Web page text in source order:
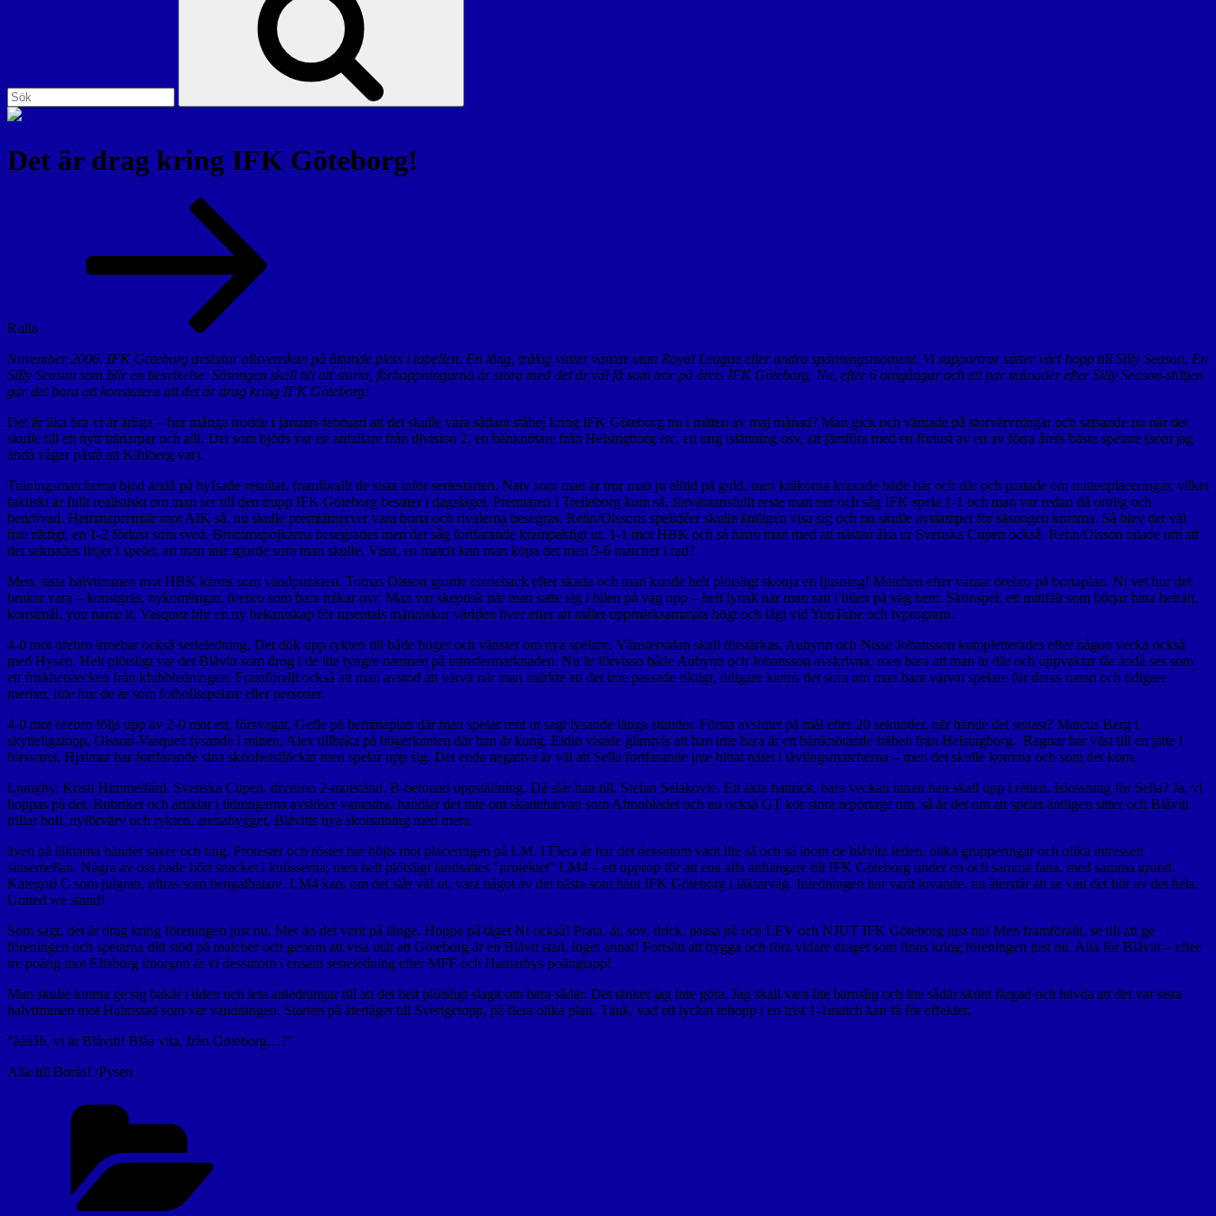
Det är drag kring IFK Göteborg!
Rulla
November 2006. IFK Göteborg avslutar allsvenskan på åttonde plats i tabellen. En lång, tråkig vinter väntar utan Royal League eller andra spänningsmoment. Vi supportrar sätter vårt hopp till Silly Season. En
Silly Season som blir en besvikelse. Säsongen skall till att starta, förhoppningarna är stora med det är väl få som tror på årets IFK Göteborg. Nu, efter 6 omgångar och ett par månader efter Silly Season-stiltjen
går det bara att konstatera att det är drag kring IFK Göteborg!
Det är lika bra vi är ärliga – hur många trodde i januari-februari att det skulle vara sådant ståhej kring IFK Göteborg nu i mitten av maj månad? Man gick och väntade på storvärvningar och satsande nu när det
skulle till ett nytt tränarpar och allt. Det som bjöds var en anfallare från division 2, en bänknötare från Helsingborg etc, en ung islänning osv, att jämföra med en förlust av en av förra årets bästa spelare (som jag
ändå vågar påstå att Kihlberg var).
Träningsmatcherna bjöd ändå på hyfsade resultat, framförallt de sista inför seriestarten. Naiv som man är tror man ju alltid på guld, men kråkorna kraxade både här och där och pratade om mittenplaceringar, vilket
faktiskt är fullt realistiskt om man ser till den trupp IFK Göteborg besitter i dagsläget. Premiären i Trelleborg kom så, förväntansfullt reste man ner och såg IFK spela 1-1 och man var redan då orolig och
bedrövad. Hemmapremiär mot AIK så, nu skulle premiärnerver vara borta och rivalerna besegras. Rehn/Olssons spelidéer skulle äntligen visa sig och nu skulle avstampet för säsongen komma. Så blev det väl
inte riktigt, en 1-2 förlust som sved. Brommapojkarna besegrades men det såg fortfarande krampaktigt ut, 1-1 mot HBK och så hann man med att nästan åka ur Svenska Cupen också. Rehn/Olsson talade om att
det saknades linjer i spelet, att man inte gjorde som man skulle. Visst, en match kan man köpa det men 5-6 matcher i rad?
Men, sista halvtimmen mot HBK känns som vändpunkten. Tomas Olsson gjorde comeback efter skada och man kunde helt plötsligt skönja en ljusning! Matchen efter väntar örebro på bortaplan. Ni vet hur det
brukar vara – konstgräs, nykomlingar, örebro som bara tråkar osv. Man var skeptisk när man satte sig i bilen på väg upp – helt lyrisk när man satt i bilen på väg hem. Skönspel, ett mittfält som börjar hitta helrätt,
konstmål, you name it. Vasquez blir en ny bekantskap för tusentals människor världen över efter att målet uppmärksammats högt och lågt vid YouTube och tvprogram.
4-0 mot örebro innebar också serieledning. Det dök upp rykten till både höger och vänster om nya spelare. Vänstersidan skall förstärkas, Aubynn och Nisse Johansson kompletterades efter någon vecka också
med Hysén. Helt plötsligt var det Blåvitt som drog i de lite tyngre namnen på transfermarknaden. Nu är förvisso både Aubynn och Johansson avskrivna, men bara att man är där och uppvaktar får ändå ses som
ett friskhetstecken från klubbledningen. Framförallt också att man avstod att värva när man märkte att det inte passade riktigt, tidigare känns det som om man bara värvat spelare för deras namn och tidigare
meriter, inte hur de är som fotbollsspelare eller personer.
4-0 mot örebro följs upp av 2-0 mot ett, försvagat, Gefle på hemmaplan där man spelar rent ut sagt lysande långa stunder. Första avslutet på mål efter 20 sekunder, när hände det senast? Marcus Berg i
skytteligatopp, Olsson-Vasquez lysande i mitten, Alex tillbaka på högerkanten där han är kung. Eldin visade glimtvis att han inte bara är ett bänknötande träben från Helsingborg. Ragnar har väst till en jätte i
försvaret, Hjalmar har fortfarande sina skönhetsfläckar men spelar upp sig. Det enda negativa är väl att Sella fortfarande inte hittat nätet i tävlingsmatcherna – men det skulle komma och som det kom.
Ljungby, Kristi Himmelfärd. Svenska Cupen, division 2-motstånd. B-betonad uppställning. Då slår han till, Stefan Selakovic. Ett äkta hattrick, bara veckan innan han skall upp i rätten. Islossning för Sella? Ja, vi
hoppas på det. Rubriker och artiklar i tidningarna avslöser varandra, handlar det inte om skattehärvan som Aftonbladet och nu också GT kör stora reportage om, så är det om att spelet äntligen sitter och Blåvitt
trillar boll, nyförvärv och rykten, arenabygget, Blåvitts nya skolsatning med mera.
även på läktarna händer saker och ting. Protester och röster har höjts mot placeringen på LM. I Flera år har det dessutom varit lite så och så inom de blåvita leden, olika grupperingar och olika intressen
sinsemellan. Några av oss hade hört snacket i kulisserna, men helt plötsligt landsattes "projektet" LM4 – ett upprop för att ena alla anhängare till IFK Göteborg under en och samma fana, med samma grund.
Kategori C som julgran, ultras som bengalhatare. LM4 kan, om det slår väl ut, vara något av det bästa som hänt IFK Göteborg i läktarväg. Inledningen har varit lovande, nu återstår att se vad det blir av det hela.
United we stand!
Som sagt, det är drag kring föreningen just nu. Mer än det varit på länge. Hoppa på tåget Ni också! Prata, ät, sov, drick, passa på och LEV och NJUT IFK Göteborg just nu! Men framförallt, se till att ge
föreningen och spelarna ditt stöd på matcher och genom att visa utåt att Göteborg är en Blåvit stad, inget annat! Fortsätt att bygga och föra vidare draget som finns kring föreningen just nu. Alla för Blåvitt – efter
tre poäng mot Elfsborg imorgon är vi dessutom i ensam serieledning efter MFF och Hamarbys poängtapp!
Man skulle kunna ge sig bakåt i tiden och leta anledningar till att det helt plötsligt slagit om bara sådär. Det tänker jag inte göra. Jag skall vara lite barnslig och lite sådär skönt färgad och hävda att det var sista
halvtimmen mot Halmstad som var vändningen. Starten på återtåget till Sverigetopp, på flera olika plan. Tänk, vad ett lyckat inhopp i en trist 1-1match kan få för effekter.
"ååååh, vi är Blåvitt! Blåa vita, från Göteborg…!"
Alla till Borås! /Pysen